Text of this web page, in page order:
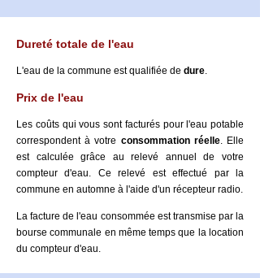
Dureté totale de l'eau
L'eau de la commune est qualifiée de dure.
Prix de l'eau
Les coûts qui vous sont facturés pour l'eau potable
correspondent à votre consommation réelle. Elle
est calculée grâce au relevé annuel de votre
compteur d'eau. Ce relevé est effectué par la
commune en automne à l'aide d'un récepteur radio.
La facture de l'eau consommée est transmise par la
bourse communale en même temps que la location
du compteur d'eau.